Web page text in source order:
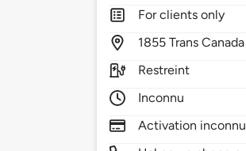
For clients only
1855Trans
Restreint
Inconnu
Activation